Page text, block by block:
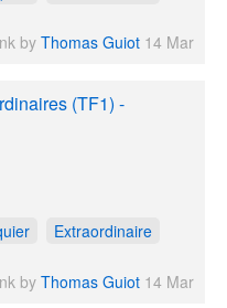
by Thomas Guiot 14 Mar
(TF1) -
Extraordinaire
by Thomas Guiot 14 Mar